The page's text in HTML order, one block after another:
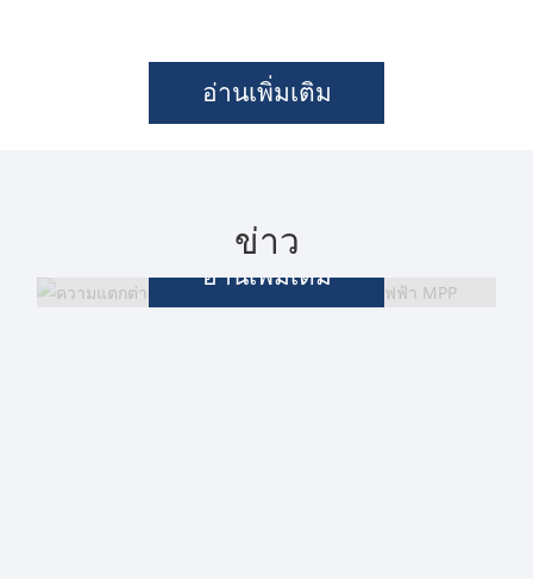
อ่านเพิ่มเติม
ข่าว
อ่านเพิ่มเติม